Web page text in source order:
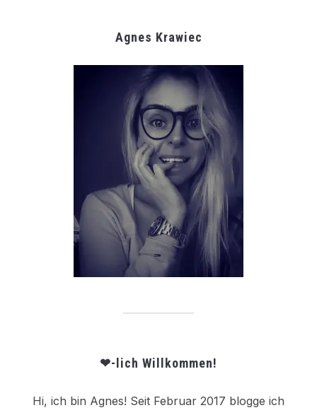
Agnes Krawiec
❤-lich Willkommen!
Hi, ich bin Agnes! Seit Februar 2017 blogge ich